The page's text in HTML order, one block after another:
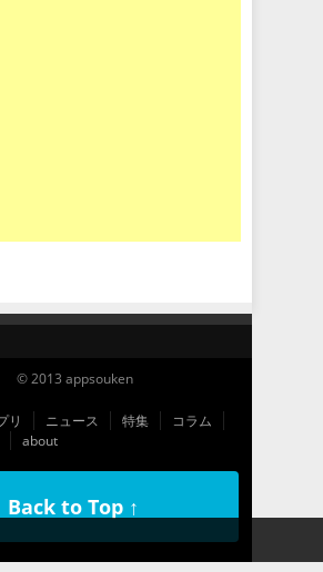
© 2013 appsouken
リ ニュース 特集
コラム
about
Back to Top ↑